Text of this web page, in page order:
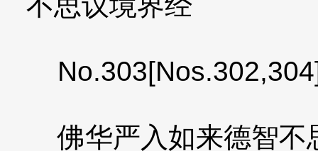
佛华严入如来德智不